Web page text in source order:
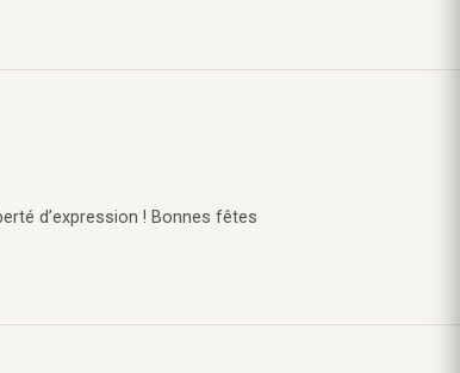
d’expression ! Bonnes fêtes